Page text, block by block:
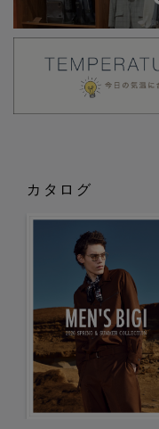
カタログ